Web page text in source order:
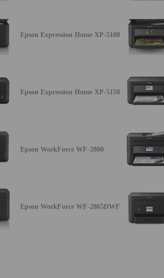
Epson Expression Home XP-5100
Epson Expression Home XP-5150
Epson WorkForce WF-2800
Epson WorkForce WF-2865DWF